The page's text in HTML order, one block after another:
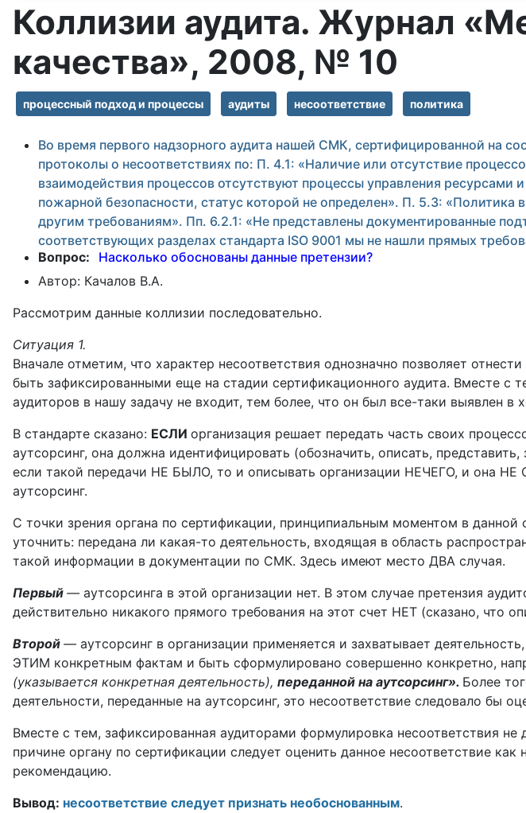
Коллизии аудита. Журнал
качества», 2008, № 10
процессный подход и процессы аудиты несоответствие политика
Во время первого надзорного аудита нашей СМК, сертифицированной на
протоколы о несоответствиях по: П. 4.1: «Наличие или отсутствие
взаимодействия процессов отсутствуют процессы управления
пожарной безопасности, статус которой не определен». П. 5.3: «Политика
другим требованиям». Пп. 6.2.1: «Не представлены документированные
соответствующих разделах стандарта ISO 9001 мы не нашли прямых
Вопрос:
Насколько обоснованы данные претензии?
Автор: Качалов В.А.
Рассмотрим данные коллизии последовательно.
Ситуация 1.
Вначале отметим, что характер несоответствия однозначно позволяет
быть зафиксированными еще на стадии сертифика­ционного аудита. Вместе с
аудиторов в нашу задачу не входит, тем более, что он был все-таки выявлен
В стандарте сказано: ЕСЛИ организация решает передать часть своих
аутсорсинг, она должна идентифицировать (обозначить, описать,
если такой передачи НЕ БЫЛО, то и описывать организации НЕЧЕГО, и она
аутсорсинг.
С точки зрения органа по сертификации, принци­пиальным моментом в
уточнить: передана ли какая-то деятельность, входящая в область
такой информации в документации по СМК. Здесь имеют место ДВА случая.
Первый — аутсорсинга в этой организации нет. В этом случае претензия
действительно никакого прямого требования на этот счет НЕТ (сказано,
Второй — аутсорсинг в организации применяется и захватывает
ЭТИМ конкретным фактам и быть сформулировано совершенно конкретно,
(указы­вается конкретная деятельность), переданной на аут­сорсинг». Более
дея­тельности, переданные на аутсорсинг, это несоответ­ствие следовало бы
Вместе с тем, зафиксированная аудиторами фор­мулировка несоответствия
причине органу по сертификации следует оце­нить данное несоответствие
рекомендацию.
Вывод: несоответствие следует признать необосно­ванным.